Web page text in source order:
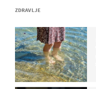
ZDRAVLJE